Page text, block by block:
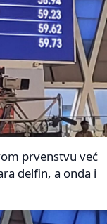
prvenstvu već
delfin, a onda i